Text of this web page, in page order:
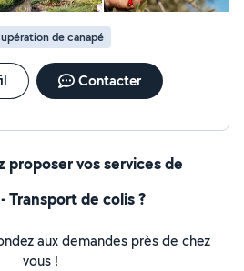
de canapé
Contacter
proposer vos services de
Transport de colis ?
aux demandes près de chez
vous !